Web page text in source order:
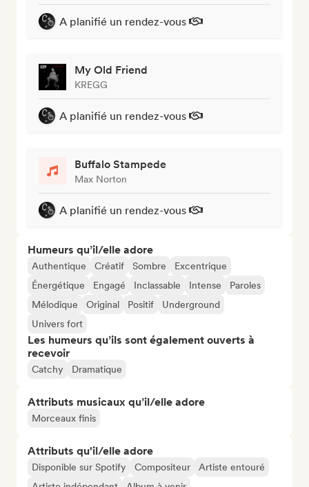
A planifié un rendez-vous
My Old Friend
KREGG
A planifié un rendez-vous
Buffalo Stampede
Max Norton
A planifié un rendez-vous
Humeurs qu’il/elle adore
Authentique Créatif Sombre
Excentrique
Énergétique
Engagé Inclassable Intense
Paroles
Mélodique
Original Positif
Underground
Univers fort
Les humeurs qu’ils sont également ouverts à
recevoir
Catchy Dramatique
Attributs musicaux qu’il/elle adore
Morceaux finis
Attributs qu'il/elle adore
Disponible sur Spotify Compositeur
Artiste entouré